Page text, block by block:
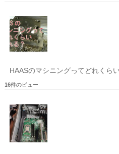
HAASのマシニングってどれくら
16件のビュー